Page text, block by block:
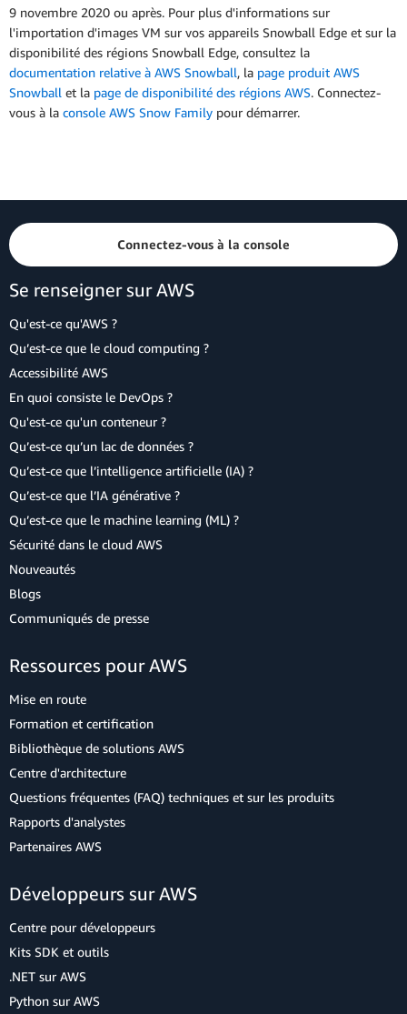
9 novembre 2020 ou après. Pour plus d'informations sur
l'importation d'images VM sur vos appareils Snowball Edge et sur la
disponibilité des régions Snowball Edge, consultez la
documentation relative à AWS Snowball, la page produit AWS
Snowball et la page de disponibilité des régions AWS. Connectez-
vous à la console AWS Snow Family pour démarrer.
Connectez-vous à la console
Se renseigner sur AWS
Qu'est-ce qu'AWS ?
Qu’est-ce que le cloud computing ?
Accessibilité AWS
En quoi consiste le DevOps ?
Qu'est-ce qu'un conteneur ?
Qu’est-ce qu’un lac de données ?
Qu’est-ce que l’intelligence artificielle (IA) ?
Qu’est-ce que l’IA générative ?
Qu’est-ce que le machine learning (ML) ?
Sécurité dans le cloud AWS
Nouveautés
Blogs
Communiqués de presse
Ressources pour AWS
Mise en route
Formation et certification
Bibliothèque de solutions AWS
Centre d'architecture
Questions fréquentes (FAQ) techniques et sur les produits
Rapports d'analystes
Partenaires AWS
Développeurs sur AWS
Centre pour développeurs
Kits SDK et outils
.NET sur AWS
Python sur AWS